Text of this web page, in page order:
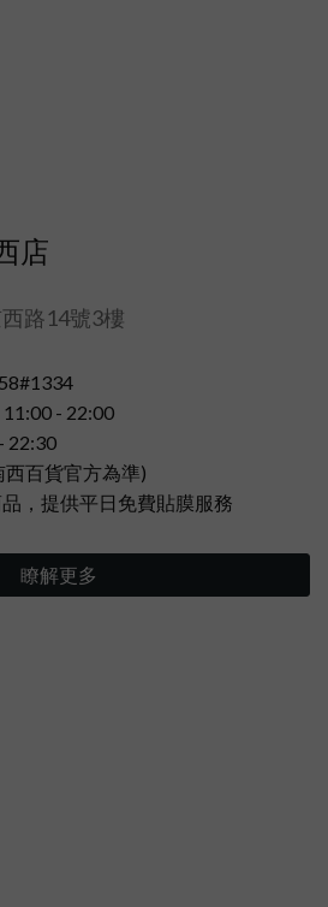
店
路14號3樓
- 22:00
22:30
百貨官方為準)
，提供平日免費貼膜服務
瞭解更多